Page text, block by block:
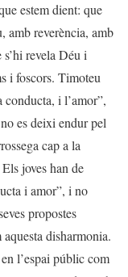
estem dient: que
amb reverència, amb
revela Déu i
i foscors. Timoteu
i l’amor”,
es deixi endur pel
cap a la
joves han de
i amor”, i no
propostes
disharmonia.
l’espai públic com